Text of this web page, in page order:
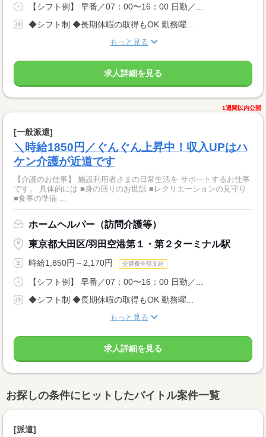
【シフト例】 早番／07：00〜16：00 日勤／...
◆シフト制 ◆長期休暇の取得もOK 勤務曜...
もっと見る
求人詳細を見る
1週間以内公開
[一般派遣]
＼時給1850円／ぐんぐん上昇中！収入UPはハ
ケン介護が近道です
【介護のお仕事】 施設利用者さまの日常生活を サポ―トするお仕事
です。 具体的には ■身の回りのお世話 ■レクリエーションの見守り
■食事の準備 ...
ホームヘルパー（訪問介護等）
東京都大田区/羽田空港第１・第２ターミナル駅
時給1,850円～2,170円 交通費全額支給
【シフト例】 早番／07：00〜16：00 日勤／...
◆シフト制 ◆長期休暇の取得もOK 勤務曜...
もっと見る
求人詳細を見る
お探しの条件にヒットしたバイトル案件一覧
[派遣]